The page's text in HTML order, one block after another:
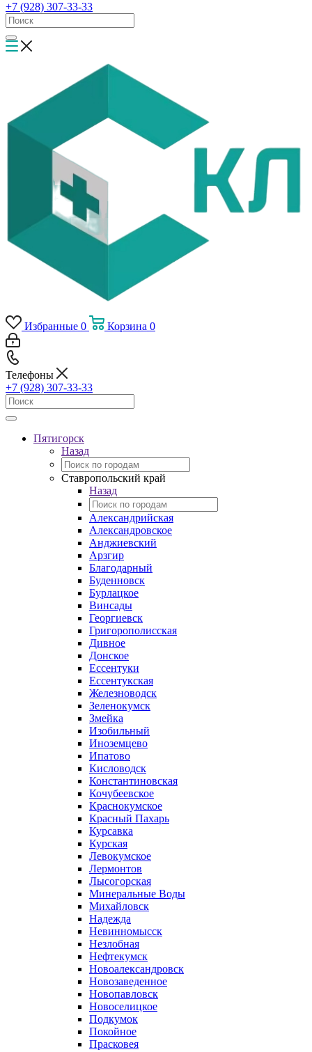
+7 (928) 307-33-33
Избранные 0 Корзина 0
Телефоны
+7 (928) 307-33-33
Пятигорск
Назад
Ставропольский край
Назад
Александрийская
Александровское
Анджиевский
Арзгир
Благодарный
Буденновск
Бурлацкое
Винсады
Георгиевск
Григорополисская
Дивное
Донское
Ессентуки
Ессентукская
Железноводск
Зеленокумск
Змейка
Изобильный
Иноземцево
Ипатово
Кисловодск
Константиновская
Кочубеевское
Краснокумское
Красный Пахарь
Курсавка
Курская
Левокумское
Лермонтов
Лысогорская
Минеральные Воды
Михайловск
Надежда
Невинномысск
Незлобная
Нефтекумск
Новоалександровск
Новозаведенное
Новопавловск
Новоселицкое
Подкумок
Покойное
Прасковея